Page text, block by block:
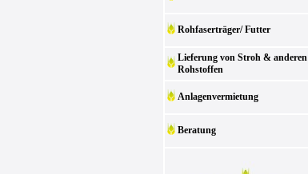
Rohfaserträger/ Futter
Lieferung von Stroh & anderen
Rohstoffen
Anlagenvermietung
Beratung